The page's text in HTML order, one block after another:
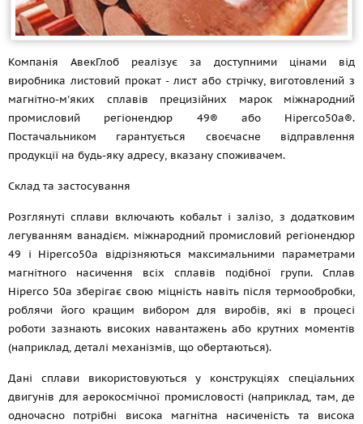
Компанія АвекГлоб реалізує за доступними цінами від
виробника листовий прокат - лист або стрічку, виготовлений з
магнітно-м'яких сплавів прецизійних марок міжнародний
промисловий регіонендюр 49® або Hiperco50a®.
Постачальником гарантується своєчасне відправлення
продукції на будь-яку адресу, вказану споживачем.
Склад та застосування
Розглянуті сплави включають кобальт і залізо, з додатковим
легуванням ванадієм. міжнародний промисловий регіонендюр
49 і Hiperco50a відрізняються максимальними параметрами
магнітного насичення всіх сплавів подібної групи. Сплав
Hiperco 50а зберігає свою міцність навіть після термообробки,
роблячи його кращим вибором для виробів, які в процесі
роботи зазнають високих навантажень або крутних моментів
(наприклад, деталі механізмів, що обертаються).
Дані сплави використовуються у конструкціях спеціальних
двигунів для аерокосмічної промисловості (наприклад, там, де
одночасно потрібні висока магнітна насиченість та висока